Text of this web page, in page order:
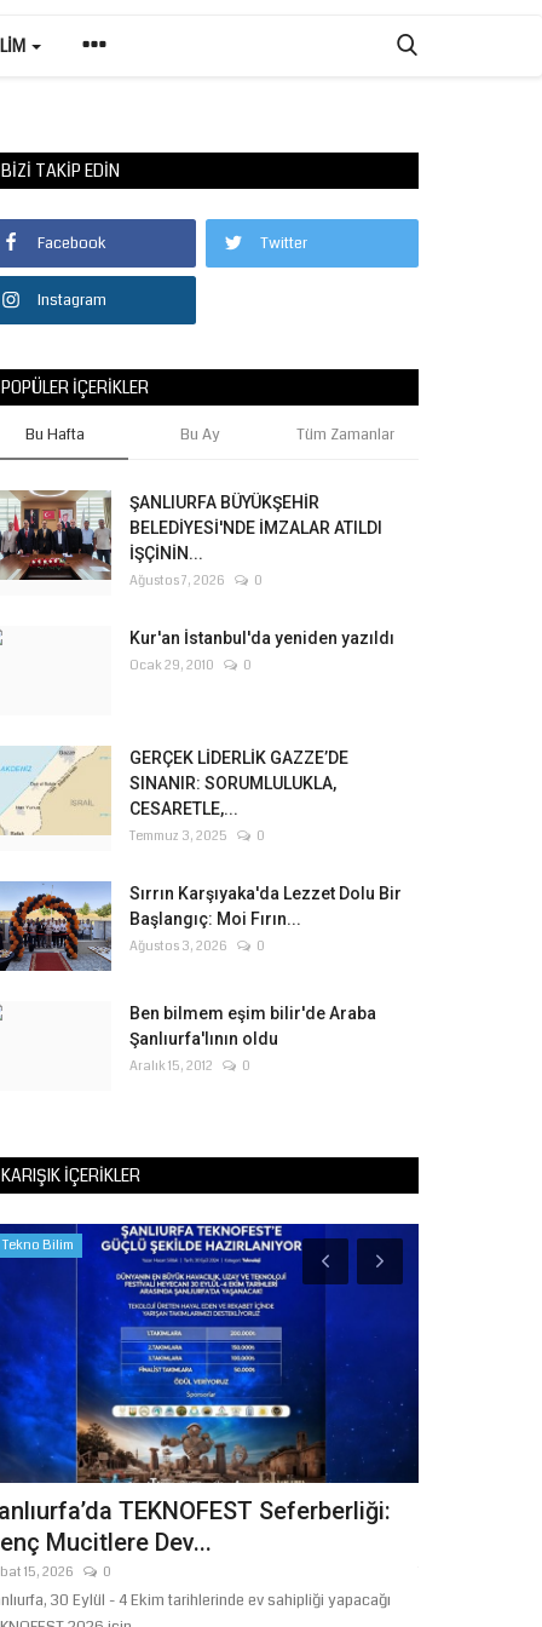
BIZI TAKIP EDIN
Facebook Twitter
Instagram
POPÜLER İÇERIKLER
Bu Hafta Bu Ay Tüm Zamanlar
ŞANLIURFA BÜYÜKŞEHİR
BELEDİYESİ'NDE İMZALAR ATILDI
İŞÇİNİN...
Ağustos 7, 2026 0
Kur'an İstanbul'da yeniden yazıldı
Ocak 29, 2010 0
GERÇEK LİDERLİK GAZZE’DE
SINANIR: SORUMLULUKLA,
CESARETLE,...
Temmuz 3, 2025 0
Sırrın Karşıyaka'da Lezzet Dolu Bir
Başlangıç: Moi Fırın...
Ağustos 3, 2026 0
Ben bilmem eşim bilir'de Araba
Şanlıurfa'lının oldu
Aralık 15, 2012 0
KARIŞIK İÇERIKLER
Tekno Bilim
TEKNOFEST Seferberliği:
Mucitlere Dev...
15, 2026 0
30 Eylül - 4 Ekim tarihlerinde ev sahipliği yapacağı